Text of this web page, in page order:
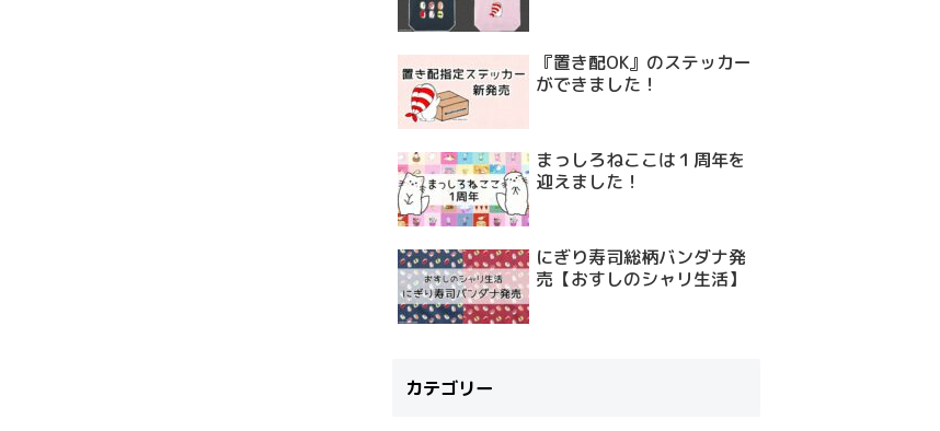
『置き配OK』のステッカー
ができました！
まっしろねここは１周年を
迎えました！
にぎり寿司総柄バンダナ発
売【おすしのシャリ生活】
カテゴリー